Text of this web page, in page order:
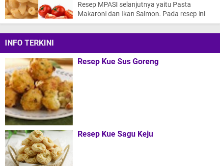
Resep MPASI selanjutnya yaitu Pasta
Makaroni dan Ikan Salmon. Pada resep ini
terdiri atas beberapa bahan dasar dimana
ma…
INFO TERKINI
Resep Kue Sus Goreng
Resep Kue Sagu Keju